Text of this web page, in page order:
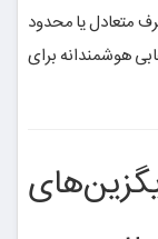
متعادل یا محدود
هوشمندانه برای